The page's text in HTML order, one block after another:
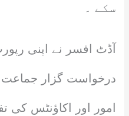
سکے ۔
آڈٹ افسر نے اپنی
درخواست گزار جماعت
امور اور اکاؤنٹس کی